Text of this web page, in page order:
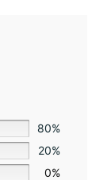
80%
20%
0%